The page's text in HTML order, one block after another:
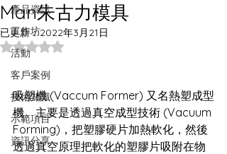
產品資訊
工作坊
活動
客戶案例
技術知識
示範項目
資訊分享
Man朱古力模具
已更新：2022年3月21日
評等為 NaN（最高為 5 顆星）。
吸塑機 (Vaccum Former) 又名熱塑成型
機。主要是透過真空成型技術 (Vacuum
Forming)，把塑膠硬片加熱軟化，然後
透過真空原理把軟化的塑膠片吸附在物